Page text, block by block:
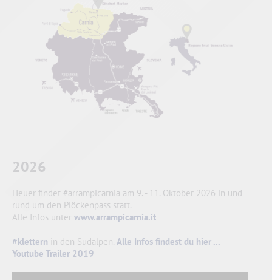
2026
Heuer findet #arrampicarnia am 9. - 11. Oktober 2026 in und
rund um den Plöckenpass statt.
Alle Infos unter www.arrampicarnia.it
#klettern in den Südalpen. Alle Infos findest du hier ...
Youtube Trailer 2019